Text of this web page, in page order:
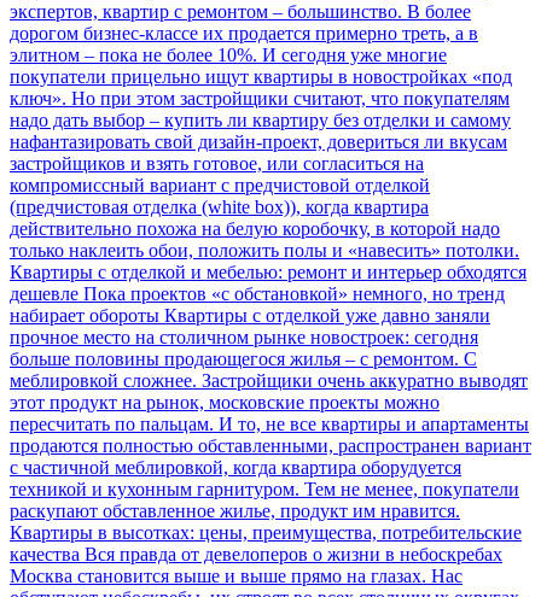
экспертов, квартир с ремонтом – большинство. В более
дорогом бизнес-классе их продается примерно треть, а в
элитном – пока не более 10%. И сегодня уже многие
покупатели прицельно ищут квартиры в новостройках «под
ключ». Но при этом застройщики считают, что покупателям
надо дать выбор – купить ли квартиру без отделки и самому
нафантазировать свой дизайн-проект, довериться ли вкусам
застройщиков и взять готовое, или согласиться на
компромиссный вариант с предчистовой отделкой
(предчистовая отделка (white box)), когда квартира
действительно похожа на белую коробочку, в которой надо
только наклеить обои, положить полы и «навесить» потолки.
Квартиры с отделкой и мебелью: ремонт и интерьер обходятся
дешевле Пока проектов «с обстановкой» немного, но тренд
набирает обороты Квартиры с отделкой уже давно заняли
прочное место на столичном рынке новостроек: сегодня
больше половины продающегося жилья – с ремонтом. С
меблировкой сложнее. Застройщики очень аккуратно выводят
этот продукт на рынок, московские проекты можно
пересчитать по пальцам. И то, не все квартиры и апартаменты
продаются полностью обставленными, распространен вариант
с частичной меблировкой, когда квартира оборудуется
техникой и кухонным гарнитуром. Тем не менее, покупатели
раскупают обставленное жилье, продукт им нравится.
Квартиры в высотках: цены, преимущества, потребительские
качества Вся правда от девелоперов о жизни в небоскребах
Москва становится выше и выше прямо на глазах. Нас